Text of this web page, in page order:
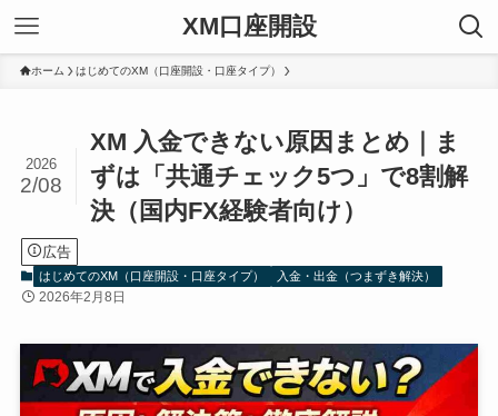
XM口座開設
ホーム はじめてのXM（口座開設・口座タイプ）
XM 入金できない原因まとめ｜ま
ずは「共通チェック5つ」で8割解
決（国内FX経験者向け）
2026
2/08
広告
はじめてのXM（口座開設・口座タイプ） 入金・出金（つまずき解決）
2026年2月8日